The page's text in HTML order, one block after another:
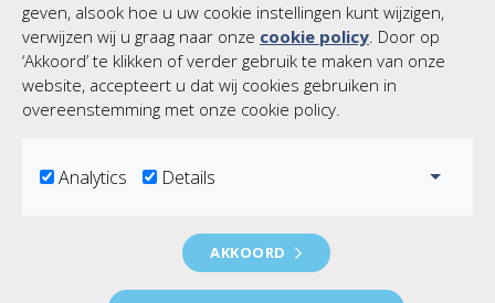
Leeftijd
Kinderen
Volwassenen
(Nog) geen producten.
Geneesmiddelen en medische hulpmiddelen. Lees voor het
geven, alsook hoe u uw cookie instellingen kunt wijzigen,
verwijzen wij u graag naar onze cookie policy. Door op
‘Akkoord’ te klikken of verder gebruik te maken van onze
website, accepteert u dat wij cookies gebruiken in
overeenstemming met onze cookie policy.
Analytics Details Toggle
AKKOORD